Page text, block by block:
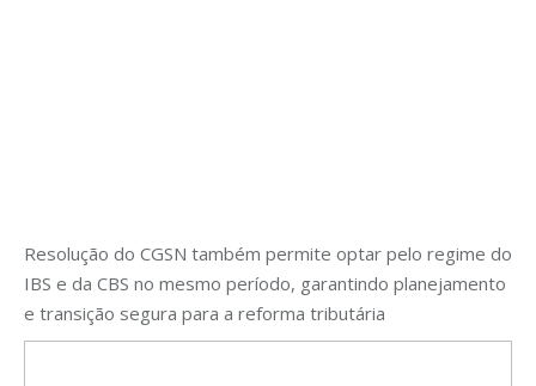
Resolução do CGSN também permite optar pelo regime do
IBS e da CBS no mesmo período, garantindo planejamento
e transição segura para a reforma tributária